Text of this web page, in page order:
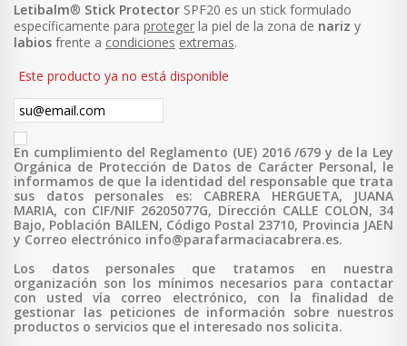
Letibalm® Stick Protector SPF20 es un stick formulado
específicamente para proteger la piel de la zona de nariz y
labios frente a condiciones extremas.
Este producto ya no está disponible
En cumplimiento del Reglamento (UE) 2016 /679 y de la Ley
Orgánica de Protección de Datos de Carácter Personal, le
informamos de que la identidad del responsable que trata
sus datos personales es: CABRERA HERGUETA, JUANA
MARIA, con CIF/NIF 26205077G, Dirección CALLE COLON, 34
Bajo, Población BAILEN, Código Postal 23710, Provincia JAEN
y Correo electrónico info@parafarmaciacabrera.es.
Los datos personales que tratamos en nuestra
organización son los mínimos necesarios para contactar
con usted vía correo electrónico, con la finalidad de
gestionar las peticiones de información sobre nuestros
productos o servicios que el interesado nos solicita.